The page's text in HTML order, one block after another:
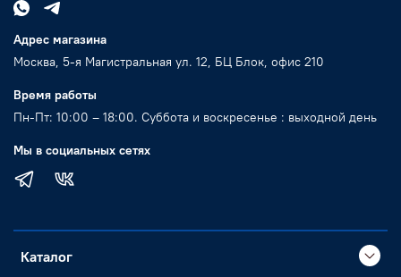
Адрес магазина
Москва, 5-я Магистральная ул. 12, БЦ Блок, офис 210
Время работы
Пн-Пт: 10:00 – 18:00. Суббота и воскресенье : выходной день
Мы в социальных сетях
Каталог